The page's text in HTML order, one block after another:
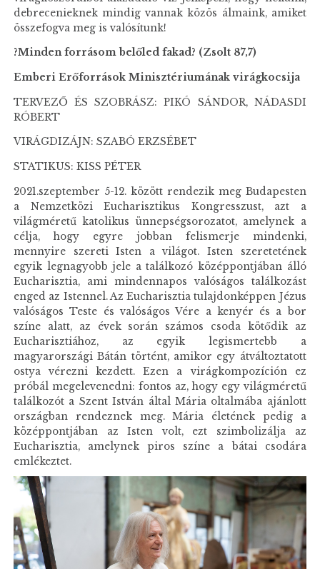
debrecenieknek mindig vannak közös álmaink, amiket
összefogva meg is valósítunk!
?Minden forrásom belőled fakad? (Zsolt 87,7)
Emberi Erőforrások Minisztériumának virágkocsija
TERVEZŐ ÉS SZOBRÁSZ: PIKÓ SÁNDOR, NÁDASDI
RÓBERT
VIRÁGDIZÁJN: SZABÓ ERZSÉBET
STATIKUS: KISS PÉTER
2021.szeptember 5-12. között rendezik meg Budapesten
a Nemzetközi Eucharisztikus Kongresszust, azt a
világméretű katolikus ünnepségsorozatot, amelynek a
célja, hogy egyre jobban felismerje mindenki,
mennyire szereti Isten a világot. Isten szeretetének
egyik legnagyobb jele a találkozó középpontjában álló
Eucharisztia, ami mindennapos valóságos találkozást
enged az Istennel. Az Eucharisztia tulajdonképpen Jézus
valóságos Teste és valóságos Vére a kenyér és a bor
színe alatt, az évek során számos csoda kötődik az
Eucharisztiához, az egyik legismertebb a
magyarországi Bátán történt, amikor egy átváltoztatott
ostya vérezni kezdett. Ezen a virágkompozíción ez
próbál megelevenedni: fontos az, hogy egy világméretű
találkozót a Szent István által Mária oltalmába ajánlott
országban rendeznek meg. Mária életének pedig a
középpontjában az Isten volt, ezt szimbolizálja az
Eucharisztia, amelynek piros színe a bátai csodára
emlékeztet.